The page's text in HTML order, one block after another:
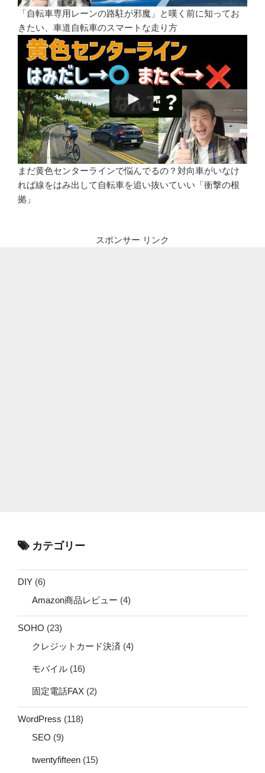
「自転車専用レーンの路駐が邪魔」と嘆く前に知ってお
きたい、車道自転車のスマートな走り方
まだ黄色センターラインで悩んでるの？対向車がいなけ
れば線をはみ出して自転車を追い抜いていい「衝撃の根
拠」
スポンサー リンク
カテゴリー
DIY (6)
Amazon商品レビュー (4)
SOHO (23)
クレジットカード決済 (4)
モバイル (16)
固定電話FAX (2)
WordPress (118)
SEO (9)
twentyfifteen (15)